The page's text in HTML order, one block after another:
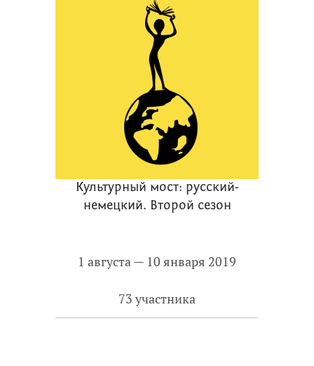
Культурный мост: русский-
немецкий. Второй сезон
1 августа — 10 января 2019
73 участника